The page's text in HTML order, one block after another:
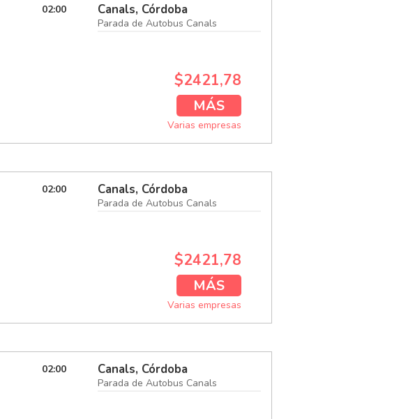
02:00 Canals, Córdoba
Parada de Autobus Canals
$2421,78
MÁS
Varias empresas
02:00 Canals, Córdoba
Parada de Autobus Canals
$2421,78
MÁS
Varias empresas
02:00 Canals, Córdoba
Parada de Autobus Canals